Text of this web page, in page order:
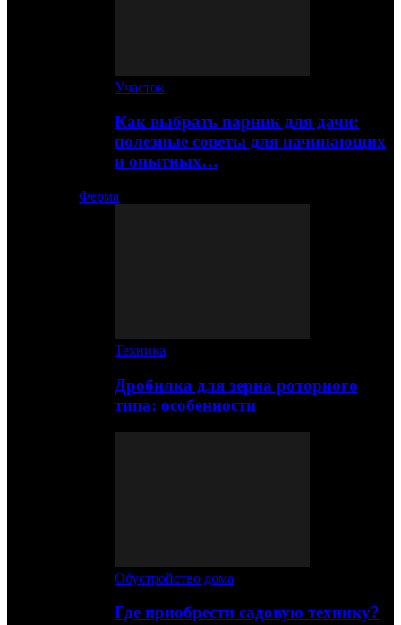
Участок
Как выбрать парник для дачи:
полезные советы для начинающих
и опытных…
Ферма
Техника
Дробилка для зерна роторного
типа: особенности
Обустройство дома
Где приобрести садовую технику?